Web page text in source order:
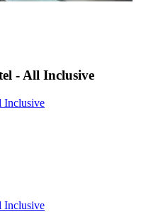
- All Inclusive
Inclusive
Inclusive